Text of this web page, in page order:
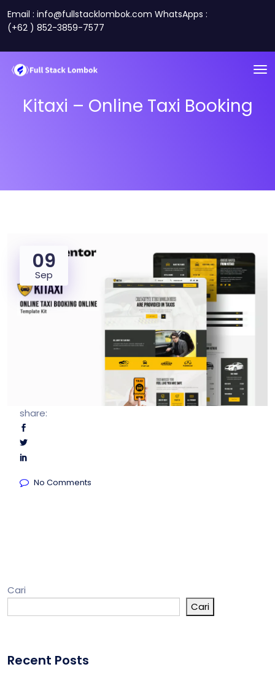
Email : info@fullstacklombok.com WhatsApps :
(+62 ) 852-3859-7577
Kitaxi – Online Taxi Booking
09
Sep
share:
No Comments
Cari
Cari
Recent Posts